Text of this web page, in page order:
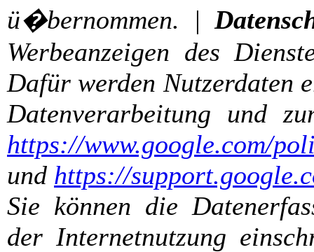
ü�bernommen. |
Werbeanzeigen des
Dafür werden Nutzerdaten
Datenverarbeitung und
https://www.google.com/
und https://
Sie können die
der Internetnutzung